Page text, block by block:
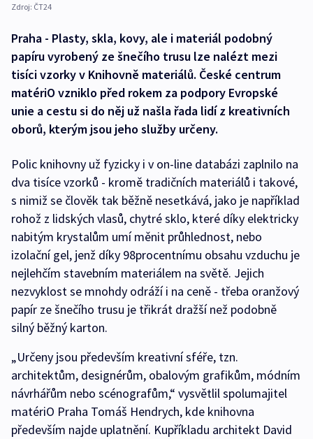
Zdroj: ČT24
Praha - Plasty, skla, kovy, ale i materiál podobný
papíru vyrobený ze šnečího trusu lze nalézt mezi
tisíci vzorky v Knihovně materiálů. České centrum
matériO vzniklo před rokem za podpory Evropské
unie a cestu si do něj už našla řada lidí z kreativních
oborů, kterým jsou jeho služby určeny.
Polic knihovny už fyzicky i v on-line databázi zaplnilo na
dva tisíce vzorků - kromě tradičních materiálů i takové,
s nimiž se člověk tak běžně nesetkává, jako je například
rohož z lidských vlasů, chytré sklo, které díky elektricky
nabitým krystalům umí měnit průhlednost, nebo
izolační gel, jenž díky 98procentnímu obsahu vzduchu je
nejlehčím stavebním materiálem na světě. Jejich
nezvyklost se mnohdy odráží i na ceně - třeba oranžový
papír ze šnečího trusu je třikrát dražší než podobně
silný běžný karton.
„Určeny jsou především kreativní sféře, tzn.
architektům, designérům, obalovým grafikům, módním
návrhářům nebo scénografům,“ vysvětlil spolumajitel
matériO Praha Tomáš Hendrych, kde knihovna
především najde uplatnění. Kupříkladu architekt David